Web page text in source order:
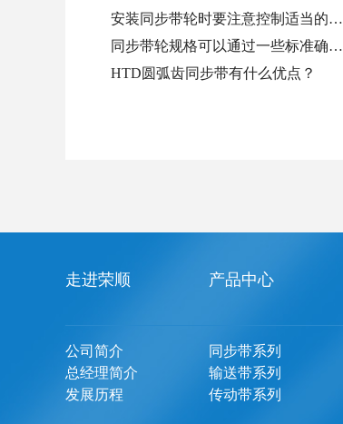
安装同步带轮时要注意控制适当的…
同步带轮规格可以通过一些标准确…
HTD圆弧齿同步带有什么优点？
走进荣顺 产品中心
公司简介
总经理简介
发展历程
同步带系列
输送带系列
传动带系列